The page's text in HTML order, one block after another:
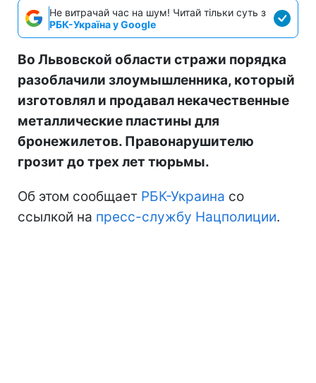
Не витрачай час на шум! Читай тільки суть з
РБК-Україна у Google
Во Львовской области стражи порядка
разоблачили злоумышленника, который
изготовлял и продавал некачественные
металлические пластины для
бронежилетов. Правонарушителю
грозит до трех лет тюрьмы.
Об этом сообщает РБК-Украина со
ссылкой на пресс-службу Нацполиции.